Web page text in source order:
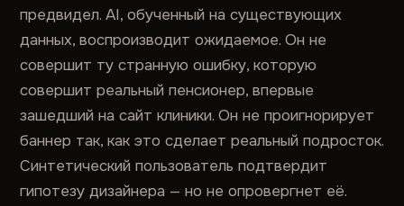
предвидел. AI, обученный на существующих
данных, воспроизводит ожидаемое. Он не
совершит ту странную ошибку, которую
совершит реальный пенсионер, впервые
зашедший на сайт клиники. Он не проигнорирует
баннер так, как это сделает реальный подросток.
Синтетический пользователь подтвердит
гипотезу дизайнера — но не опровергнет её.